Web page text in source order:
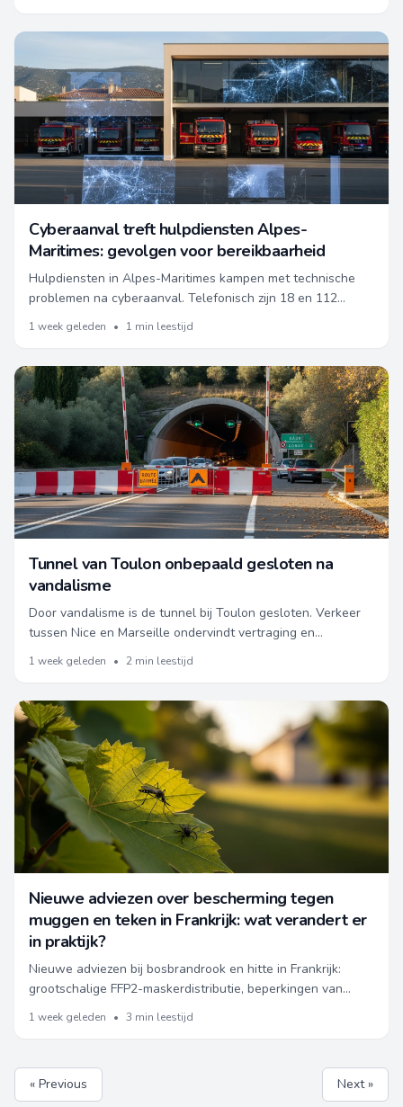
Cyberaanval treft hulpdiensten Alpes-
Maritimes: gevolgen voor bereikbaarheid
Hulpdiensten in Alpes-Maritimes kampen met technische
problemen na cyberaanval. Telefonisch zijn 18 en 112
bereikbaar voor noodgevallen.
1 week geleden • 1 min leestijd
Tunnel van Toulon onbepaald gesloten na
vandalisme
Door vandalisme is de tunnel bij Toulon gesloten. Verkeer
tussen Nice en Marseille ondervindt vertraging en
omrijroutes. Blijf op de hoogte van de situatie.
1 week geleden • 2 min leestijd
Nieuwe adviezen over bescherming tegen
muggen en teken in Frankrijk: wat verandert er
in praktijk?
Nieuwe adviezen bij bosbrandrook en hitte in Frankrijk:
grootschalige FFP2-maskerdistributie, beperkingen van
maskers, praktische tips voor veilig (her)gebruik van huizen,
en aanvullende hygiënemaatregelen met oog op acute
1 week geleden • 3 min leestijd
« Previous Next »